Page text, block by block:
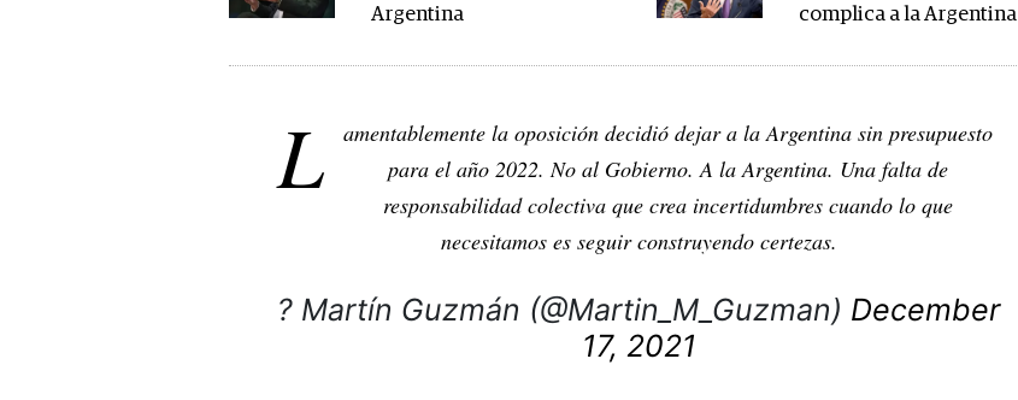
Argentina
complica a la Argentina
L
amentablemente la oposición decidió dejar a la Argentina sin presupuesto
para el año 2022. No al Gobierno. A la Argentina. Una falta de
responsabilidad colectiva que crea incertidumbres cuando lo que
necesitamos es seguir construyendo certezas.
? Martín Guzmán (@Martin_M_Guzman) December
17, 2021